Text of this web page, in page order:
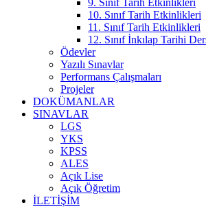
9. Sınıf Tarih Etkinlikleri
10. Sınıf Tarih Etkinlikleri
11. Sınıf Tarih Etkinlikleri
12. Sınıf İnkılap Tarihi
Ödevler
Yazılı Sınavlar
Performans Çalışmaları
Projeler
DOKÜMANLAR
SINAVLAR
LGS
YKS
KPSS
ALES
Açık Lise
Açık Öğretim
İLETIŞIM